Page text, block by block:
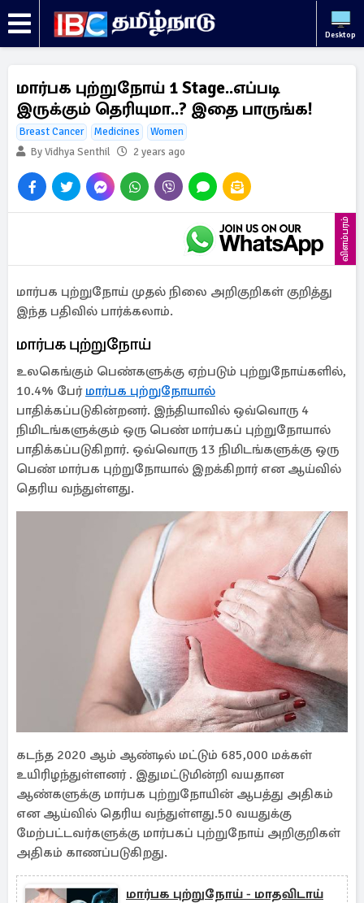
Desktop
மார்பக புற்றுநோய் 1 Stage..எப்படி
இருக்கும் தெரியுமா..? இதை பாருங்க!
Breast Cancer Medicines
Women
By Vidhya Senthil
2 years ago
விளம்பரம்
மார்பக புற்றுநோய் முதல் நிலை அறிகுறிகள் குறித்து
இந்த பதிவில் பார்க்கலாம்.
மார்பக புற்றுநோய்
உலகெங்கும் பெண்களுக்கு ஏற்படும் புற்றுநோய்களில்,
10.4% பேர் மார்பக புற்றுநோயால்
பாதிக்கப்படுகின்றனர். இந்தியாவில் ஒவ்வொரு 4
நிமிடங்களுக்கும் ஒரு பெண் மார்பகப் புற்றுநோயால்
பாதிக்கப்படுகிறார். ஒவ்வொரு 13 நிமிடங்களுக்கு ஒரு
பெண் மார்பக புற்றுநோயால் இறக்கிறார் என ஆய்வில்
தெரிய வந்துள்ளது.
கடந்த 2020 ஆம் ஆண்டில் மட்டும் 685,000 மக்கள்
உயிரிழந்துள்ளனர் . இதுமட்டுமின்றி வயதான
ஆண்களுக்கு மார்பக புற்றுநோயின் ஆபத்து அதிகம்
என ஆய்வில் தெரிய வந்துள்ளது.50 வயதுக்கு
மேற்பட்டவர்களுக்கு மார்பகப் புற்றுநோய் அறிகுறிகள்
அதிகம் காணப்படுகிறது.
மார்பக புற்றுநோய் - மாதவிடாய்